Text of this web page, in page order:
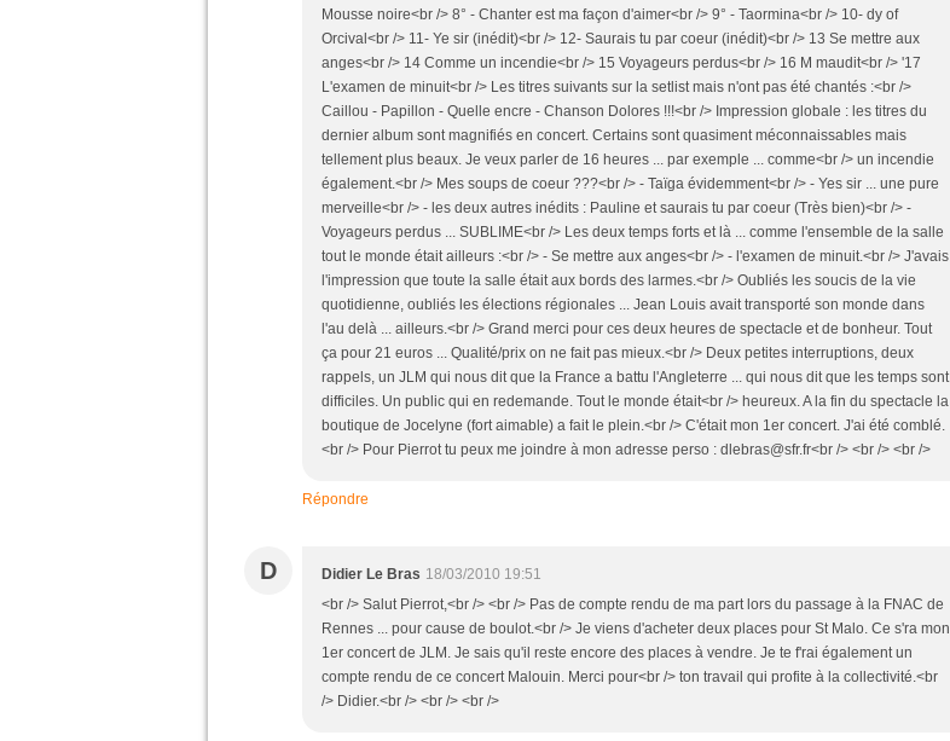
Mousse noire<br /> 8° - Chanter est ma façon d'aimer<br /> 9° - Taormina<br /> 10- dy of
Orcival<br /> 11- Ye sir (inédit)<br /> 12- Saurais tu par coeur (inédit)<br /> 13 Se mettre aux
anges<br /> 14 Comme un incendie<br /> 15 Voyageurs perdus<br /> 16 M maudit<br /> '17
L'examen de minuit<br /> Les titres suivants sur la setlist mais n'ont pas été chantés :<br />
Caillou - Papillon - Quelle encre - Chanson Dolores !!!<br /> Impression globale : les titres du
dernier album sont magnifiés en concert. Certains sont quasiment méconnaissables mais
tellement plus beaux. Je veux parler de 16 heures ... par exemple ... comme<br /> un incendie
également.<br /> Mes soups de coeur ???<br /> - Taïga évidemment<br /> - Yes sir ... une pure
merveille<br /> - les deux autres inédits : Pauline et saurais tu par coeur (Très bien)<br /> -
Voyageurs perdus ... SUBLIME<br /> Les deux temps forts et là ... comme l'ensemble de la salle
tout le monde était ailleurs :<br /> - Se mettre aux anges<br /> - l'examen de minuit.<br /> J'avais
l'impression que toute la salle était aux bords des larmes.<br /> Oubliés les soucis de la vie
quotidienne, oubliés les élections régionales ... Jean Louis avait transporté son monde dans
l'au delà ... ailleurs.<br /> Grand merci pour ces deux heures de spectacle et de bonheur. Tout
ça pour 21 euros ... Qualité/prix on ne fait pas mieux.<br /> Deux petites interruptions, deux
rappels, un JLM qui nous dit que la France a battu l'Angleterre ... qui nous dit que les temps sont
difficiles. Un public qui en redemande. Tout le monde était<br /> heureux. A la fin du spectacle la
boutique de Jocelyne (fort aimable) a fait le plein.<br /> C'était mon 1er concert. J'ai été comblé.
<br /> Pour Pierrot tu peux me joindre à mon adresse perso : dlebras@sfr.fr<br /> <br /> <br />
Répondre
D Didier Le Bras 18/03/2010 19:51
<br /> Salut Pierrot,<br /> <br /> Pas de compte rendu de ma part lors du passage à la FNAC de
Rennes ... pour cause de boulot.<br /> Je viens d'acheter deux places pour St Malo. Ce s'ra mon
1er concert de JLM. Je sais qu'il reste encore des places à vendre. Je te f'rai également un
compte rendu de ce concert Malouin. Merci pour<br /> ton travail qui profite à la collectivité.<br
/> Didier.<br /> <br /> <br />